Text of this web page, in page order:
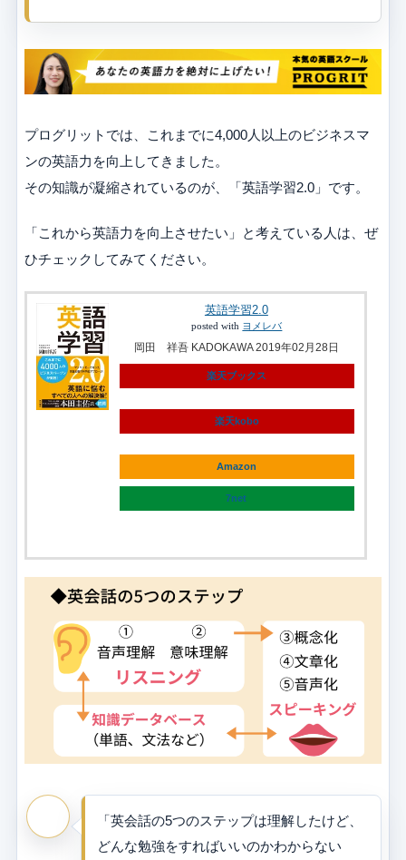
プログリットでは、これまでに4,000人以上のビジネスマ
ンの英語力を向上してきました。
その知識が凝縮されているのが、「英語学習2.0」です。
「これから英語力を向上させたい」と考えている人は、ぜ
ひチェックしてみてください。
英語学習2.0
posted with ヨメレバ
岡田 祥吾 KADOKAWA 2019年02月28日
楽天ブックス
楽天kobo
Amazon
7net
「英会話の5つのステップは理解したけど、
どんな勉強をすればいいのかわからない